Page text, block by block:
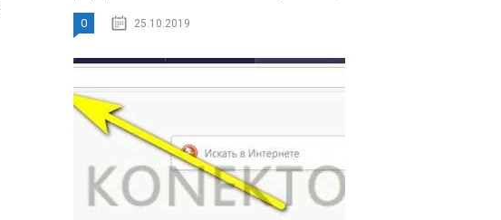
0 25.10.2019